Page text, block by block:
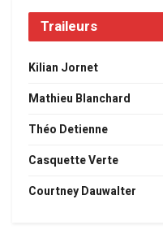
Traileurs
Kilian Jornet
Mathieu Blanchard
Théo Detienne
Casquette Verte
Courtney Dauwalter